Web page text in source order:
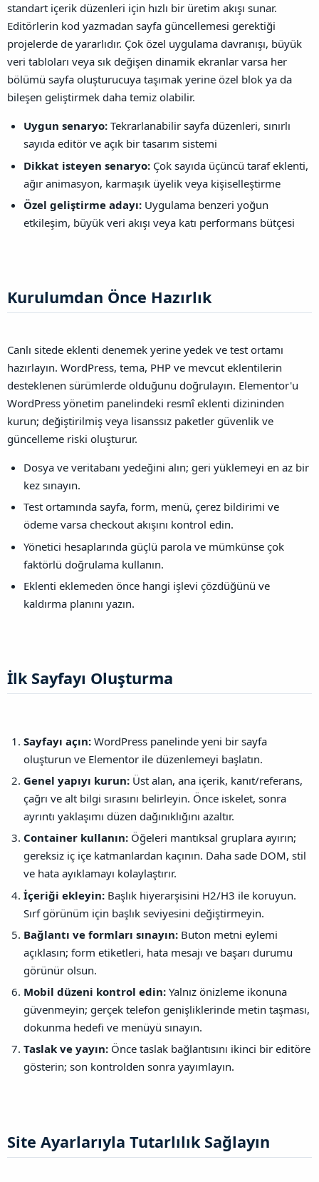
standart içerik düzenleri için hızlı bir üretim akışı sunar.
Editörlerin kod yazmadan sayfa güncellemesi gerektiği
projelerde de yararlıdır. Çok özel uygulama davranışı, büyük
veri tabloları veya sık değişen dinamik ekranlar varsa her
bölümü sayfa oluşturucuya taşımak yerine özel blok ya da
bileşen geliştirmek daha temiz olabilir.
Uygun senaryo: Tekrarlanabilir sayfa düzenleri, sınırlı
sayıda editör ve açık bir tasarım sistemi
Dikkat isteyen senaryo: Çok sayıda üçüncü taraf eklenti,
ağır animasyon, karmaşık üyelik veya kişiselleştirme
Özel geliştirme adayı: Uygulama benzeri yoğun
etkileşim, büyük veri akışı veya katı performans bütçesi
Kurulumdan Önce Hazırlık​
Canlı sitede eklenti denemek yerine yedek ve test ortamı
hazırlayın. WordPress, tema, PHP ve mevcut eklentilerin
desteklenen sürümlerde olduğunu doğrulayın. Elementor'u
WordPress yönetim panelindeki resmî eklenti dizininden
kurun; değiştirilmiş veya lisanssız paketler güvenlik ve
güncelleme riski oluşturur.
Dosya ve veritabanı yedeğini alın; geri yüklemeyi en az bir
kez sınayın.
Test ortamında sayfa, form, menü, çerez bildirimi ve
ödeme varsa checkout akışını kontrol edin.
Yönetici hesaplarında güçlü parola ve mümkünse çok
faktörlü doğrulama kullanın.
Eklenti eklemeden önce hangi işlevi çözdüğünü ve
kaldırma planını yazın.
İlk Sayfayı Oluşturma​
Sayfayı açın: WordPress panelinde yeni bir sayfa
oluşturun ve Elementor ile düzenlemeyi başlatın.
Genel yapıyı kurun: Üst alan, ana içerik, kanıt/referans,
çağrı ve alt bilgi sırasını belirleyin. Önce iskelet, sonra
ayrıntı yaklaşımı düzen dağınıklığını azaltır.
Container kullanın: Öğeleri mantıksal gruplara ayırın;
gereksiz iç içe katmanlardan kaçının. Daha sade DOM, stil
ve hata ayıklamayı kolaylaştırır.
İçeriği ekleyin: Başlık hiyerarşisini H2/H3 ile koruyun.
Sırf görünüm için başlık seviyesini değiştirmeyin.
Bağlantı ve formları sınayın: Buton metni eylemi
açıklasın; form etiketleri, hata mesajı ve başarı durumu
görünür olsun.
Mobil düzeni kontrol edin: Yalnız önizleme ikonuna
güvenmeyin; gerçek telefon genişliklerinde metin taşması,
dokunma hedefi ve menüyü sınayın.
Taslak ve yayın: Önce taslak bağlantısını ikinci bir editöre
gösterin; son kontrolden sonra yayımlayın.
Site Ayarlarıyla Tutarlılık Sağlayın​